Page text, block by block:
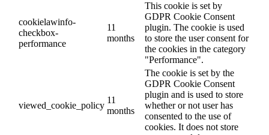
cookielawinfo-
checkbox-
performance
11
months
This cookie is set by
GDPR Cookie Consent
plugin. The cookie is used
to store the user consent for
the cookies in the category
"Performance".
viewed_cookie_policy
11
months
The cookie is set by the
GDPR Cookie Consent
plugin and is used to store
whether or not user has
consented to the use of
cookies. It does not store